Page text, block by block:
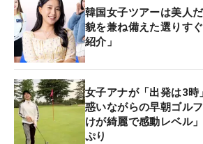
韓国女子ツアーは美人
貌を兼ね備えた選りす
紹介」
女子アナが「出発は3
惑いながらの早朝ゴル
けが綺麗で感動レベル
ぷり